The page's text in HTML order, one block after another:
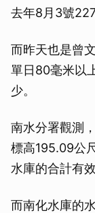
去年8月3號
而昨天也是曾
單日80毫米以
少。
南水分署觀測
標高195.09公
水庫的合計有
而南化水庫的